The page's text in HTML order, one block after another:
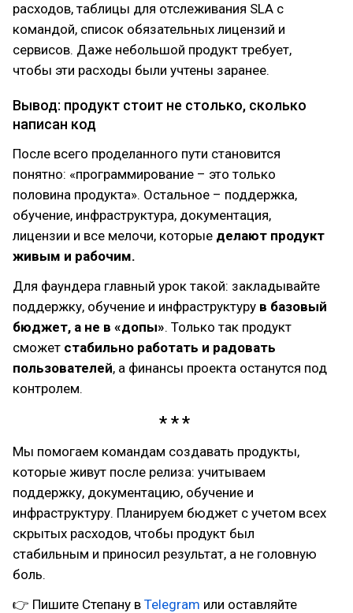
расходов, таблицы для отслеживания SLA с
командой, список обязательных лицензий и
сервисов. Даже небольшой продукт требует,
чтобы эти расходы были учтены заранее.
Вывод: продукт стоит не столько, сколько
написан код
После всего проделанного пути становится
понятно: «программирование – это только
половина продукта». Остальное – поддержка,
обучение, инфраструктура, документация,
лицензии и все мелочи, которые делают продукт
живым и рабочим.
Для фаундера главный урок такой: закладывайте
поддержку, обучение и инфраструктуру в базовый
бюджет, а не в «допы». Только так продукт
сможет стабильно работать и радовать
пользователей, а финансы проекта останутся под
контролем.
Мы помогаем командам создавать продукты,
которые живут после релиза: учитываем
поддержку, документацию, обучение и
инфраструктуру. Планируем бюджет с учетом всех
скрытых расходов, чтобы продукт был
стабильным и приносил результат, а не головную
боль.
👉 Пишите Степану в Telegram или оставляйте